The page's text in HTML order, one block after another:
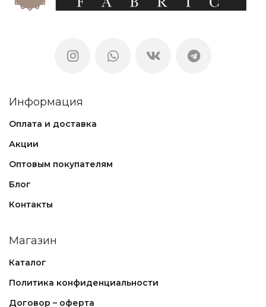
Информация
Оплата и доставка
Акции
Оптовым покупателям
Блог
Контакты
Магазин
Каталог
Политика конфиденциальности
Договор – оферта